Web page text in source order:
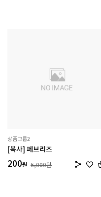
상품그룹2
[복사] 페브리즈
200원 6,000원